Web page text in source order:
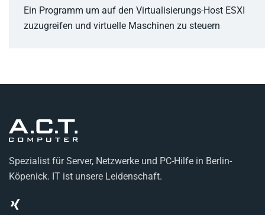
Ein Programm um auf den Virtualisierungs-Host ESXI
zuzugreifen und virtuelle Maschinen zu steuern
Spezialist für Server, Netzwerke und PC-Hilfe in Berlin-
Köpenick. IT ist unsere Leidenschaft.